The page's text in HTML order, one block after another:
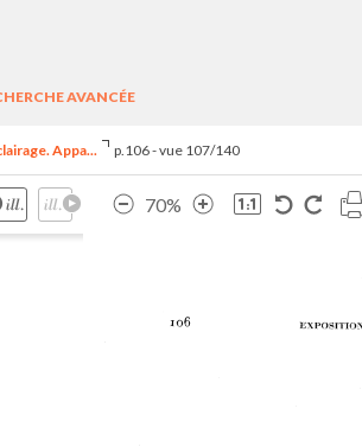
AVANCÉE
Appa... p.106 - vue 107/140
70%